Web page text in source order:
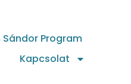
Sándor Program
Kapcsolat